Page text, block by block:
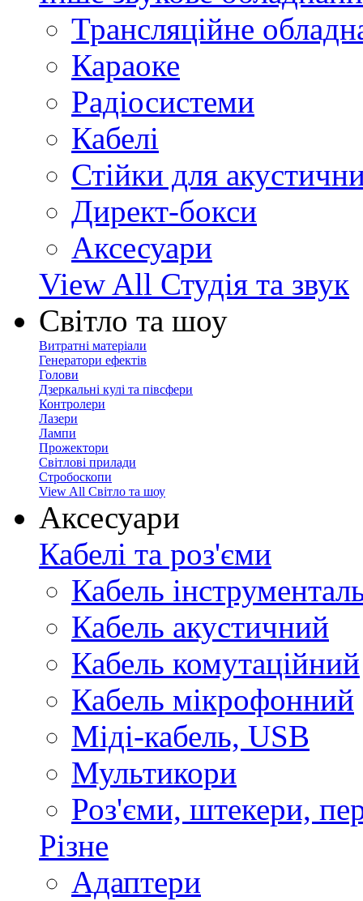
Трансляційне
Караоке
Радіосистеми
Кабелі
Стійки для
Директ-бокси
Аксесуари
View All Студія та звук
Світло та шоу
Витратні матеріали
Генератори ефектів
Голови
Дзеркальні кулі та півсфери
Контролери
Лазери
Лампи
Прожектори
Світлові прилади
Стробоскопи
View All Світло та шоу
Аксесуари
Кабелі та роз'єми
Кабель
Кабель акустичний
Кабель комутаційний
Кабель мікрофонний
Міді-кабель, USB
Мультикори
Роз'єми, штекери,
Різне
Адаптери